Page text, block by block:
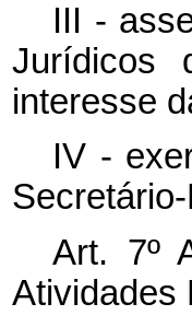
III -
Jurídicos
interesse
IV -
Art. 7º
Atividades